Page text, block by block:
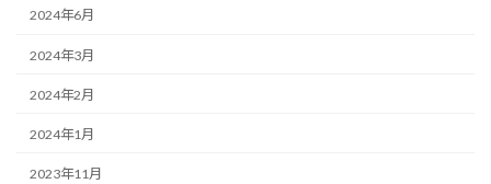
2024年6月
2024年3月
2024年2月
2024年1月
2023年11月